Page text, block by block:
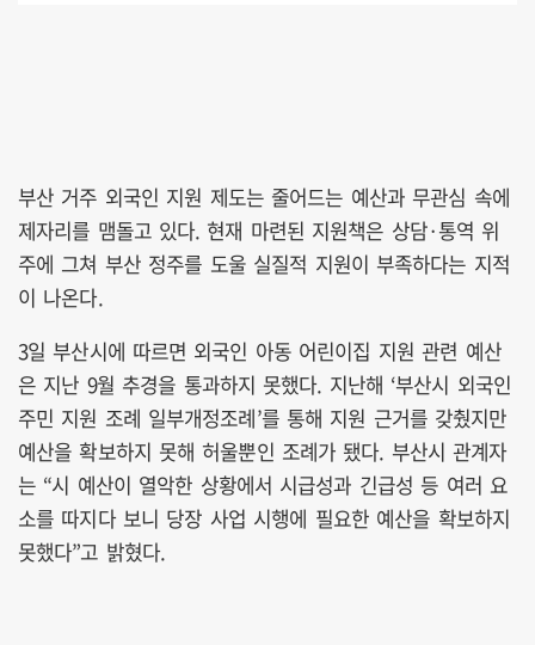
부산 거주 외국인 지원 제도는 줄어드는 예산과 무관심 속에
제자리를 맴돌고 있다. 현재 마련된 지원책은 상담·통역 위
주에 그쳐 부산 정주를 도울 실질적 지원이 부족하다는 지적
이 나온다.
3일 부산시에 따르면 외국인 아동 어린이집 지원 관련 예산
은 지난 9월 추경을 통과하지 못했다. 지난해 ‘부산시 외국인
주민 지원 조례 일부개정조례’를 통해 지원 근거를 갖췄지만
예산을 확보하지 못해 허울뿐인 조례가 됐다. 부산시 관계자
는 “시 예산이 열악한 상황에서 시급성과 긴급성 등 여러 요
소를 따지다 보니 당장 사업 시행에 필요한 예산을 확보하지
못했다”고 밝혔다.